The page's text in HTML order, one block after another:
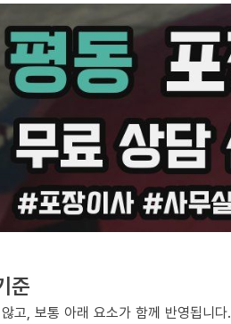
준
고, 보통 아래 요소가 함께 반영됩니다.